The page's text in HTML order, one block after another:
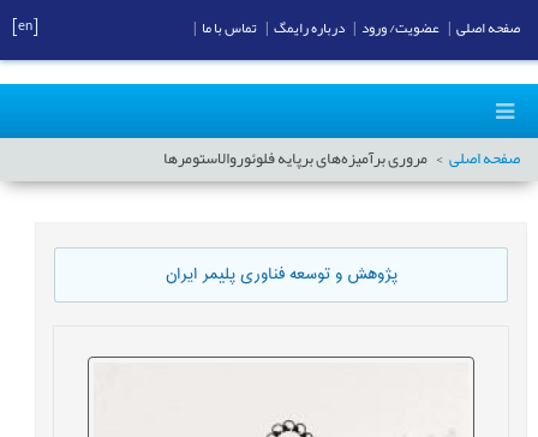
صفحه اصلی مروری برآمیزه‌های برپایه فلوئوروالاستومرها
پژوهش و توسعه فناوری پلیمر ایران
صفحه اصلی عضویت/ ورود درباره رایمگ تماس با ما